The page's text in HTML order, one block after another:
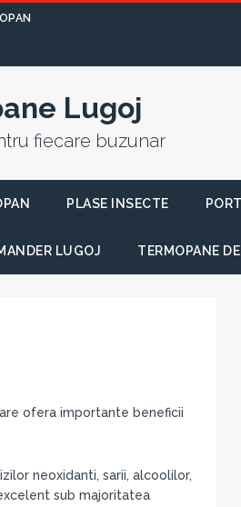
Lugoj
fiecare buzunar
PLASE INSECTE
LUGOJ TERMOPANE
ofera importante beneficii
neoxidanti, sarii, alcoolilor,
sub majoritatea